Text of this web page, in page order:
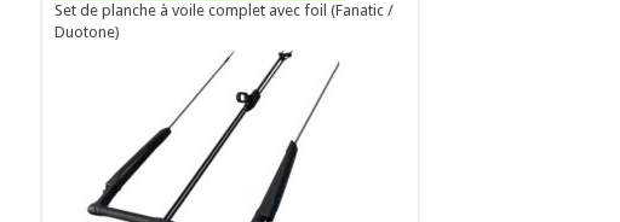
Set de planche à voile complet avec foil (Fanatic /
Duotone)